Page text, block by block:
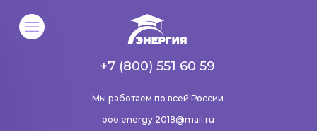
Мы работаем по всей России
+7 (800) 551 60 59
ooo.energy.2018@mail.ru